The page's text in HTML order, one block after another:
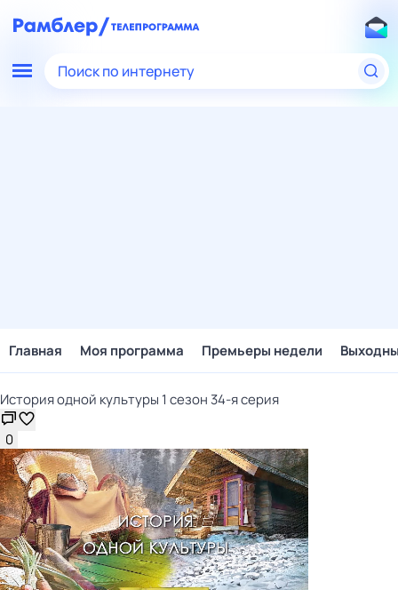
Поиск по интернету
Главная Моя программа Премьеры недели
История одной культуры 1 сезон 34-я серия
0